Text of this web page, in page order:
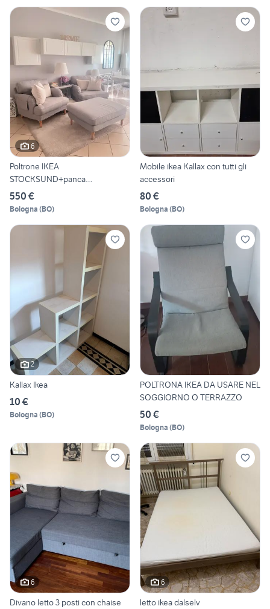
6
Poltrone IKEA
STOCKSUND+panca
contenitore+fodere
550 €
Bologna (BO)
Mobile ikea Kallax con tutti gli
accessori
80 €
Bologna (BO)
2
Kallax Ikea
10 €
Bologna (BO)
POLTRONA IKEA DA USARE NEL
SOGGIORNO O TERRAZZO
50 €
Bologna (BO)
6
Divano letto 3 posti con chaise
6
letto ikea dalselv